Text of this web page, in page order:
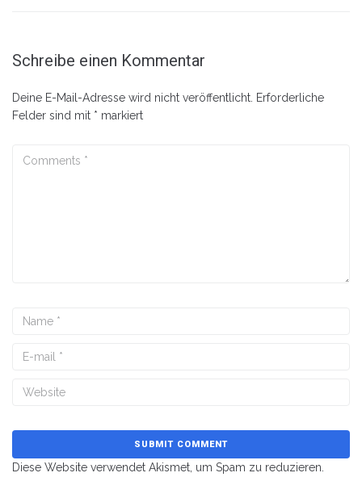
Schreibe einen Kommentar
Deine E-Mail-Adresse wird nicht veröffentlicht. Erforderliche
Felder sind mit * markiert
Diese Website verwendet Akismet, um Spam zu reduzieren.